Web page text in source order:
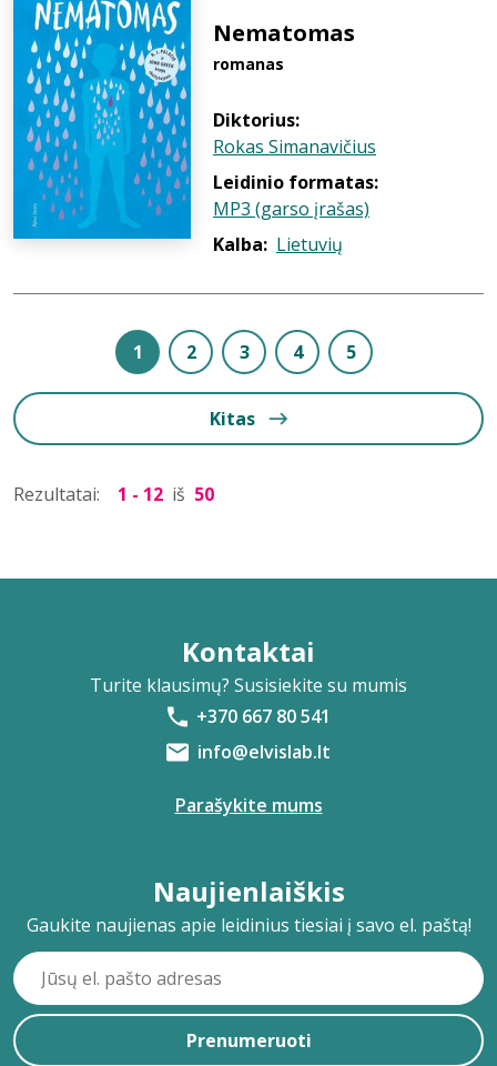
Nematomas
romanas
Diktorius:
Rokas Simanavičius
Leidinio formatas:
MP3 (garso įrašas)
Kalba: Lietuvių
1 2 3 4 5
Kitas
Rezultatai: 1 - 12 iš 50
Kontaktai
Turite klausimų? Susisiekite su mumis
+370 667 80 541
info@elvislab.lt
Parašykite mums
Naujienlaiškis
Gaukite naujienas apie leidinius tiesiai į savo el. paštą!
Prenumeruoti